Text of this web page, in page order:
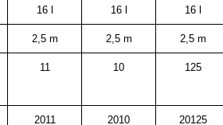
16 l 16 l 16 l
2,5 m 2,5 m 2,5 m
11 10 125
2011 2010 20125